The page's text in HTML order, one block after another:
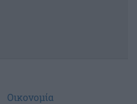
Οικονομία